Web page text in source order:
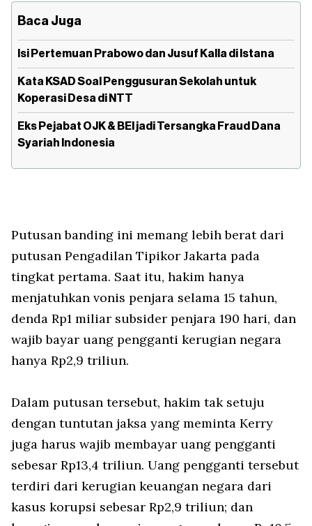
Baca Juga
Isi Pertemuan Prabowo dan Jusuf Kalla di Istana
Kata KSAD Soal Penggusuran Sekolah untuk
Koperasi Desa di NTT
Eks Pejabat OJK & BEI jadi Tersangka Fraud Dana
Syariah Indonesia
Putusan banding ini memang lebih berat dari
putusan Pengadilan Tipikor Jakarta pada
tingkat pertama. Saat itu, hakim hanya
menjatuhkan vonis penjara selama 15 tahun,
denda Rp1 miliar subsider penjara 190 hari, dan
wajib bayar uang pengganti kerugian negara
hanya Rp2,9 triliun.
Dalam putusan tersebut, hakim tak setuju
dengan tuntutan jaksa yang meminta Kerry
juga harus wajib membayar uang pengganti
sebesar Rp13,4 triliun. Uang pengganti tersebut
terdiri dari kerugian keuangan negara dari
kasus korupsi sebesar Rp2,9 triliun; dan